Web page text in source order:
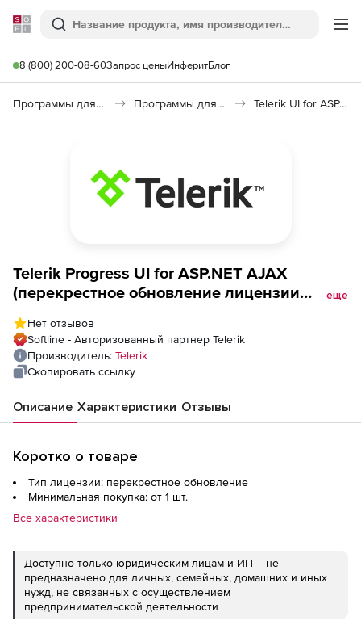
Softline
Поиск
8 (800) 200-08-60Запрос ценыИнферитБлог
Программы для программирования Программы для разработки ПО Telerik UI for ASP.NET AJAX
Telerik Progress UI for ASP.NET AJAX
(перекрестное обновление лицензии
Support to Progress DevCraft Ultimate + PHP
&amp; JSP 60 day upgrade
еще
Нет отзывов
Softline - Авторизованный партнер Telerik
Производитель: Telerik
Скопировать ссылку
Описание Характеристики Отзывы
Коротко о товаре
Тип лицензии: перекрестное обновление
Минимальная покупка: от 1 шт.
Все характеристики
Доступно только юридическим лицам и ИП – не
предназначено для личных, семейных, домашних и иных
нужд, не связанных с осуществлением
предпринимательской деятельности